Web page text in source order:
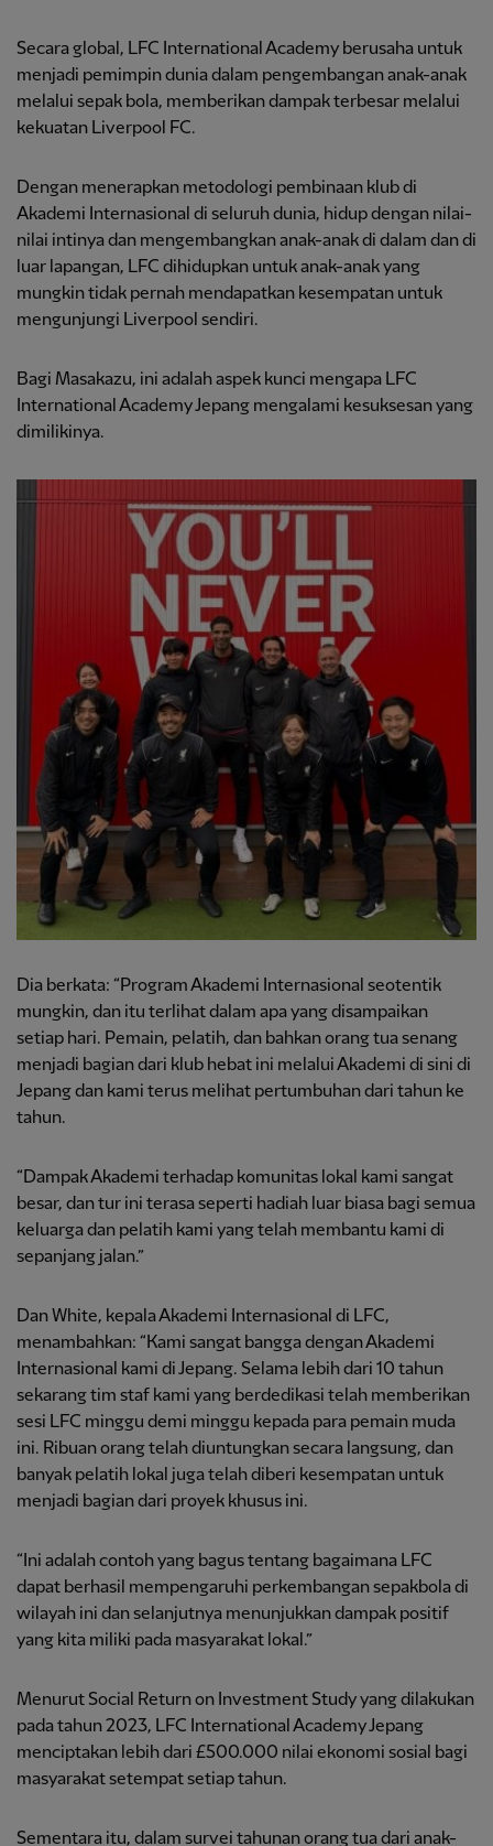
Secara global, LFC International Academy berusaha untuk
menjadi pemimpin dunia dalam pengembangan anak-anak
melalui sepak bola, memberikan dampak terbesar melalui
kekuatan Liverpool FC.
Dengan menerapkan metodologi pembinaan klub di
Akademi Internasional di seluruh dunia, hidup dengan nilai-
nilai intinya dan mengembangkan anak-anak di dalam dan di
luar lapangan, LFC dihidupkan untuk anak-anak yang
mungkin tidak pernah mendapatkan kesempatan untuk
mengunjungi Liverpool sendiri.
Bagi Masakazu, ini adalah aspek kunci mengapa LFC
International Academy Jepang mengalami kesuksesan yang
dimilikinya.
Dia berkata: “Program Akademi Internasional seotentik
mungkin, dan itu terlihat dalam apa yang disampaikan
setiap hari. Pemain, pelatih, dan bahkan orang tua senang
menjadi bagian dari klub hebat ini melalui Akademi di sini di
Jepang dan kami terus melihat pertumbuhan dari tahun ke
tahun.
“Dampak Akademi terhadap komunitas lokal kami sangat
besar, dan tur ini terasa seperti hadiah luar biasa bagi semua
keluarga dan pelatih kami yang telah membantu kami di
sepanjang jalan.”
Dan White, kepala Akademi Internasional di LFC,
menambahkan: “Kami sangat bangga dengan Akademi
Internasional kami di Jepang. Selama lebih dari 10 tahun
sekarang tim staf kami yang berdedikasi telah memberikan
sesi LFC minggu demi minggu kepada para pemain muda
ini. Ribuan orang telah diuntungkan secara langsung, dan
banyak pelatih lokal juga telah diberi kesempatan untuk
menjadi bagian dari proyek khusus ini.
“Ini adalah contoh yang bagus tentang bagaimana LFC
dapat berhasil mempengaruhi perkembangan sepakbola di
wilayah ini dan selanjutnya menunjukkan dampak positif
yang kita miliki pada masyarakat lokal.”
Menurut Social Return on Investment Study yang dilakukan
pada tahun 2023, LFC International Academy Jepang
menciptakan lebih dari £500.000 nilai ekonomi sosial bagi
masyarakat setempat setiap tahun.
Sementara itu, dalam survei tahunan orang tua dari anak-